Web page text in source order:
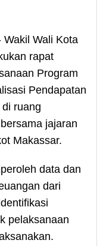
Wali Kota
rapat
Program
Pendapatan
ruang
jajaran
Makassar.
data dan
dari
pelaksanaan